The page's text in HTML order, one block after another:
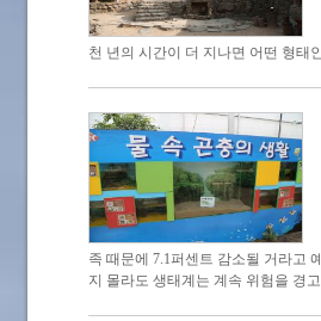
천 년의 시간이 더 지나면 어떤 형태
족 때문에 7.1퍼센트 감소될 거라고
지 몰라도 생태계는 계속 위험을 경